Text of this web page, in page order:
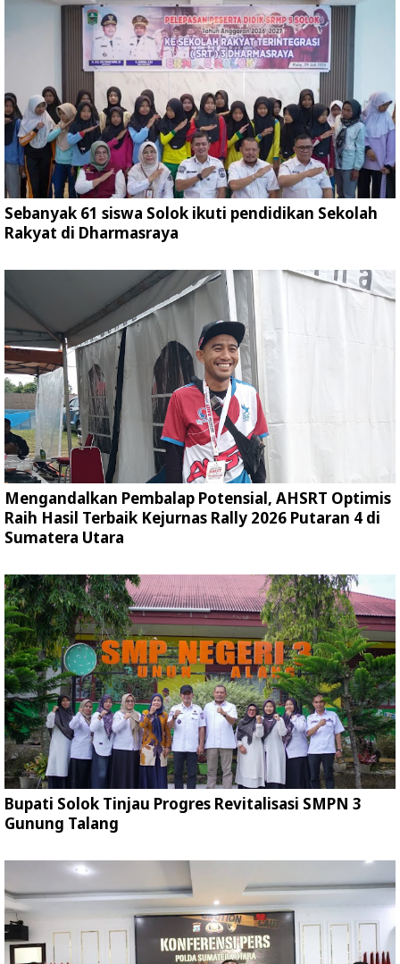
Sebanyak 61 siswa Solok ikuti pendidikan Sekolah
Rakyat di Dharmasraya
Mengandalkan Pembalap Potensial, AHSRT Optimis
Raih Hasil Terbaik Kejurnas Rally 2026 Putaran 4 di
Sumatera Utara
Bupati Solok Tinjau Progres Revitalisasi SMPN 3
Gunung Talang